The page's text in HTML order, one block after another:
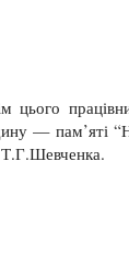
цього
— пам’яті